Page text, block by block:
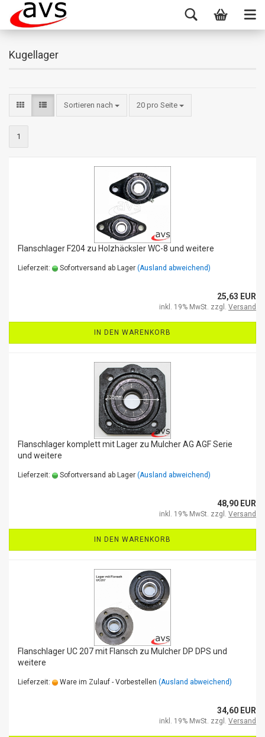
Kugellager
Sortieren nach 20 pro Seite
1
Flanschlager F204 zu Holzhäcksler WC-8 und weitere
Lieferzeit: Sofortversand ab Lager (Ausland abweichend)
25,63 EUR
inkl. 19% MwSt. zzgl. Versand
IN DEN WARENKORB
Flanschlager komplett mit Lager zu Mulcher AG AGF Serie
und weitere
Lieferzeit: Sofortversand ab Lager (Ausland abweichend)
48,90 EUR
inkl. 19% MwSt. zzgl. Versand
IN DEN WARENKORB
Flanschlager UC 207 mit Flansch zu Mulcher DP DPS und
weitere
Lieferzeit: Ware im Zulauf - Vorbestellen (Ausland abweichend)
34,60 EUR
inkl. 19% MwSt. zzgl. Versand